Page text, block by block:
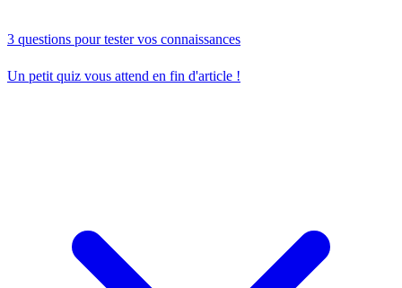
3 questions pour tester vos connaissances
Un petit quiz vous attend en fin d'article !